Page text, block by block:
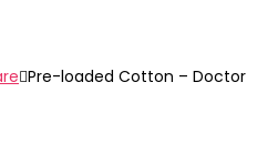
Pre-loaded Cotton – Doctor